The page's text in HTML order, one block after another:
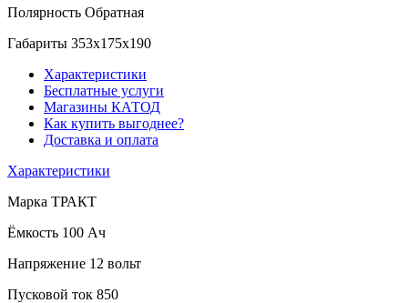
Полярность Обратная
Габариты 353x175x190
Характеристики
Бесплатные услуги
Магазины КАТОД
Как купить выгоднее?
Доставка и оплата
Характеристики
Марка ТРАКТ
Ёмкость 100 Ач
Напряжение 12 вольт
Пусковой ток 850